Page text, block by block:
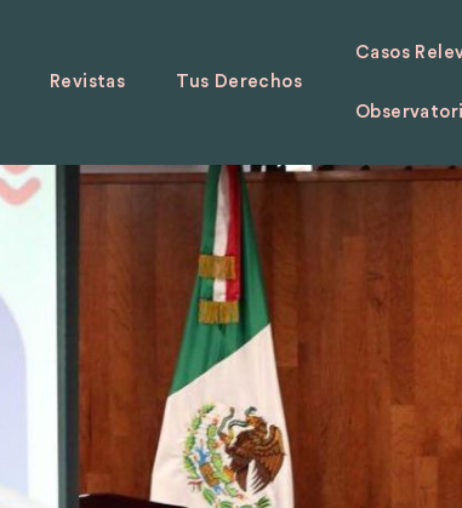
Revistas Tus Derechos
Casos